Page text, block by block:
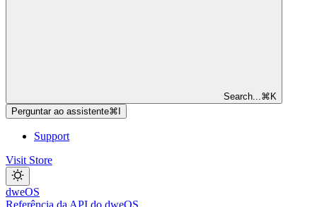
Search...⌘ K
Perguntar ao assistente⌘
Support
Visit Store
dweOS